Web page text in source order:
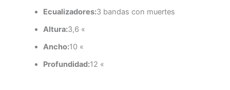
Ecualizadores:3 bandas con muertes
Altura:3,6 «
Ancho:10 «
Profundidad:12 «